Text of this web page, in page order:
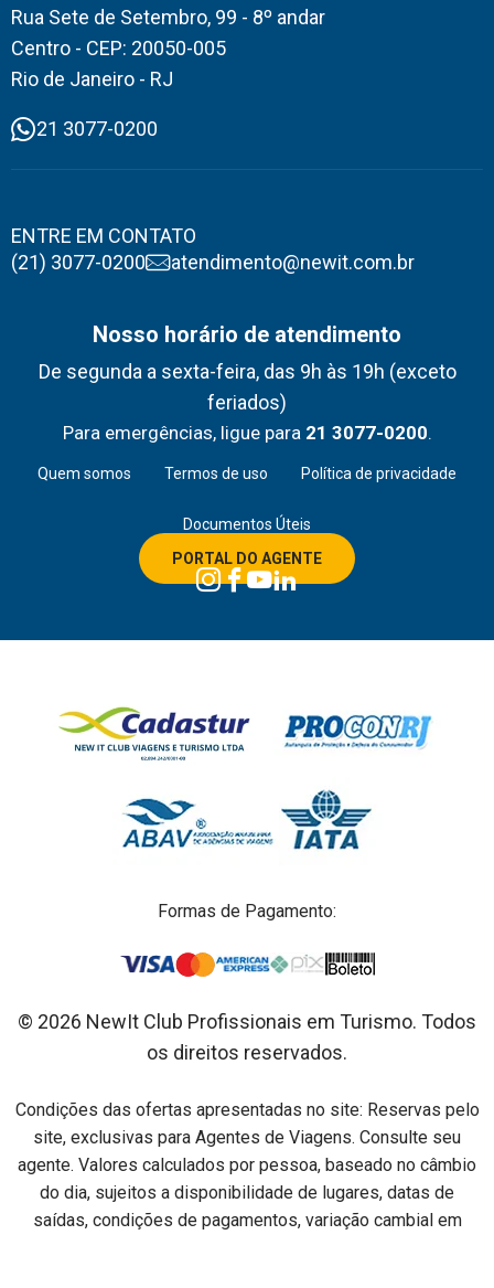
Rua Sete de Setembro, 99 - 8º andar
Centro - CEP: 20050-005
Rio de Janeiro - RJ
21 3077-0200
ENTRE EM CONTATO
(21) 3077-0200
atendimento@newit.com.br
Nosso horário de atendimento
De segunda a sexta-feira, das 9h às 19h (exceto
feriados)
Para emergências, ligue para 21 3077-0200.
Quem somos Termos de uso Política de privacidade
Documentos Úteis
PORTAL DO AGENTE
Formas de Pagamento:
© 2026 NewIt Club Profissionais em Turismo. Todos
os direitos reservados.
Condições das ofertas apresentadas no site: Reservas pelo
site, exclusivas para Agentes de Viagens. Consulte seu
agente. Valores calculados por pessoa, baseado no câmbio
do dia, sujeitos a disponibilidade de lugares, datas de
saídas, condições de pagamentos, variação cambial em